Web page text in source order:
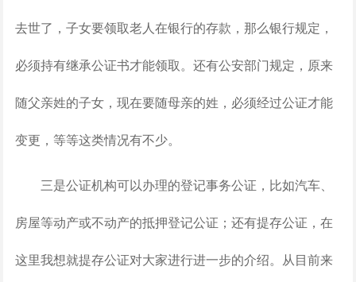
去世了，子女要领取老人在银行的存款，那么银行规定，
必须持有继承公证书才能领取。还有公安部门规定，原来
随父亲姓的子女，现在要随母亲的姓，必须经过公证才能
变更，等等这类情况有不少。
三是公证机构可以办理的登记事务公证，比如汽车、
房屋等动产或不动产的抵押登记公证；还有提存公证，在
这里我想就提存公证对大家进行进一步的介绍。从目前来